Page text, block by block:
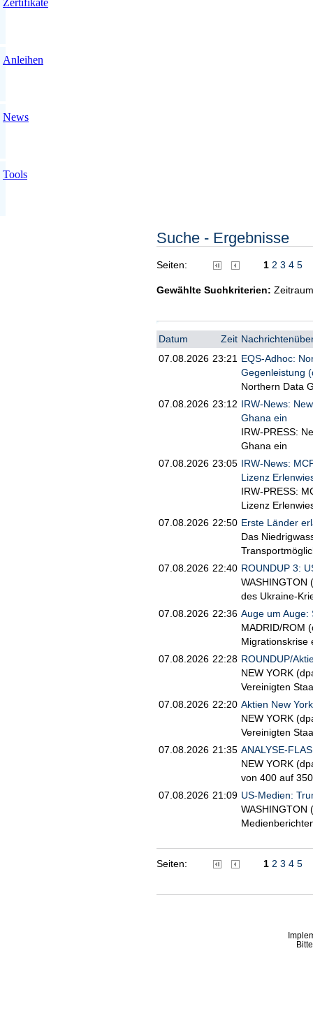
Anleihen
News
Tools
Suche - Ergebnisse
Seiten: 1 2 3 4 5
Gewählte Suchkriterien:
Datum Zeit
07.08.2026 23:21 EQS-Adhoc:
Gegenleistung
Northern Data
07.08.2026 23:12 IRW-News:
Ghana ein
IRW-PRESS:
Ghana ein
07.08.2026 23:05 IRW-News:
Lizenz
IRW-PRESS:
Lizenz
07.08.2026 22:50 Erste Länder
Das
07.08.2026 22:40 ROUNDUP 3:
WASHINGTON
des Ukraine-
07.08.2026 22:36 Auge um Auge:
MADRID/ROM
Migrationskrise
07.08.2026 22:28 ROUNDUP/
NEW YORK
Vereinigten
07.08.2026 22:20 Aktien New
NEW YORK
Vereinigten
07.08.2026 21:35 ANALYSE-
NEW YORK
von 400 auf
07.08.2026 21:09 US-Medien:
WASHINGTON
Seiten: 1 2 3 4 5